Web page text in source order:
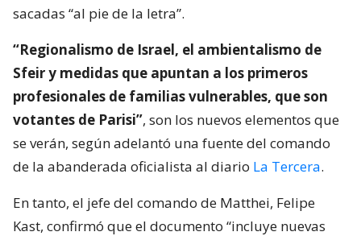
sacadas “al pie de la letra”.
“Regionalismo de Israel, el ambientalismo de
Sfeir y medidas que apuntan a los primeros
profesionales de familias vulnerables, que son
votantes de Parisi”, son los nuevos elementos que
se verán, según adelantó una fuente del comando
de la abanderada oficialista al diario La Tercera.
En tanto, el jefe del comando de Matthei, Felipe
Kast, confirmó que el documento “incluye nuevas